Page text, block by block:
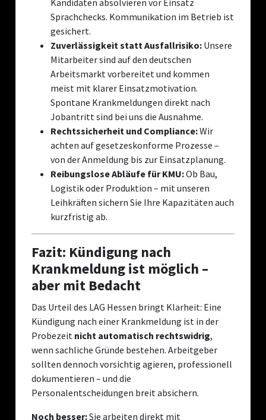
Kandidaten absolvieren vor Einsatz
Sprachchecks. Kommunikation im Betrieb ist
gesichert.
Zuverlässigkeit statt Ausfallrisiko: Unsere
Mitarbeiter sind auf den deutschen
Arbeitsmarkt vorbereitet und kommen
meist mit klarer Einsatzmotivation.
Spontane Krankmeldungen direkt nach
Jobantritt sind bei uns die Ausnahme.
Rechtssicherheit und Compliance:Wir
achten auf gesetzeskonforme Prozesse –
von der Anmeldung bis zur Einsatzplanung.
Reibungslose Abläufe für KMU:Ob Bau,
Logistik oder Produktion – mit unseren
Leihkräften sichern Sie Ihre Kapazitäten auch
kurzfristig ab.
Fazit: Kündigung nach
Krankmeldung ist möglich –
aber mit Bedacht
Das Urteil des LAG Hessen bringt Klarheit: Eine
Kündigung nach einer Krankmeldung ist in der
Probezeit nicht automatisch rechtswidrig,
wenn sachliche Gründe bestehen. Arbeitgeber
sollten dennoch vorsichtig agieren, professionell
dokumentieren – und die
Personalentscheidungen breit absichern.
Noch besser:Sie arbeiten direkt mit